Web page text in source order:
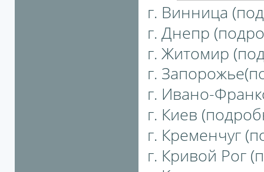
г. Винница
г. Днепр
г. Житомир
г.
г. Ивано-
г. Киев
г. Кременчуг
г. Кривой Рог